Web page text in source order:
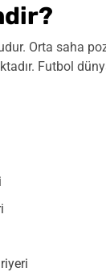
Orta saha
Futbol